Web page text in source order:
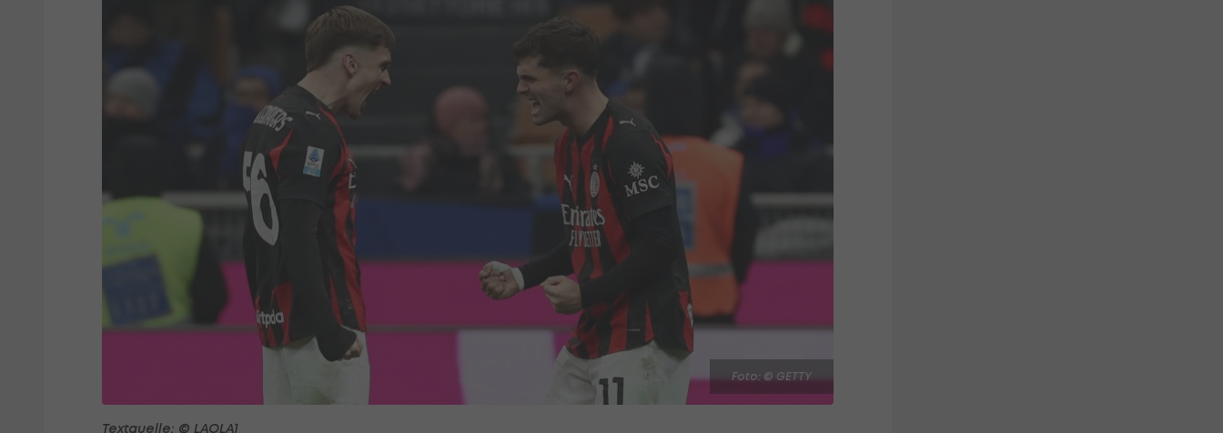
Foto: © GETTY
Textquelle: © LAOLA1